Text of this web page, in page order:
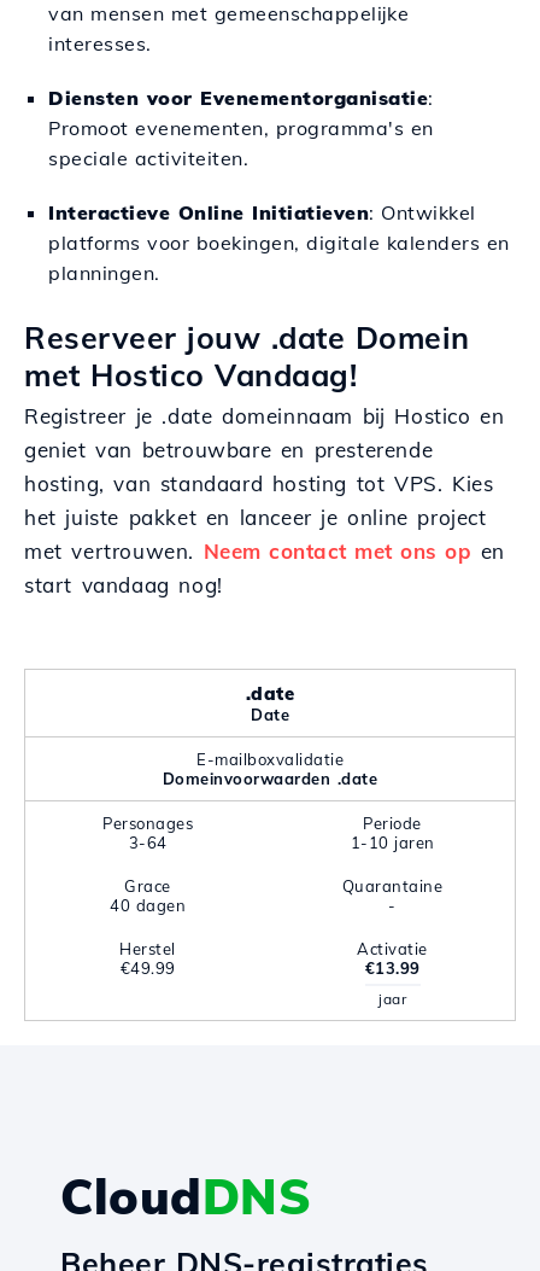
van mensen met gemeenschappelijke
interesses.
Diensten voor Evenementorganisatie:
Promoot evenementen, programma's en
speciale activiteiten.
Interactieve Online Initiatieven: Ontwikkel
platforms voor boekingen, digitale kalenders en
planningen.
Reserveer jouw .date Domein
met Hostico Vandaag!
Registreer je .date domeinnaam bij Hostico en
geniet van betrouwbare en presterende
hosting, van standaard hosting tot VPS. Kies
het juiste pakket en lanceer je online project
met vertrouwen. Neem contact met ons op en
start vandaag nog!
.date
Date
E-mailboxvalidatie
Domeinvoorwaarden .date
Personages
3-64
Periode
1-10 jaren
Grace
40 dagen
Quarantaine
-
Herstel
€49.99
Activatie
€13.99
jaar
CloudDNS
Beheer DNS-registraties